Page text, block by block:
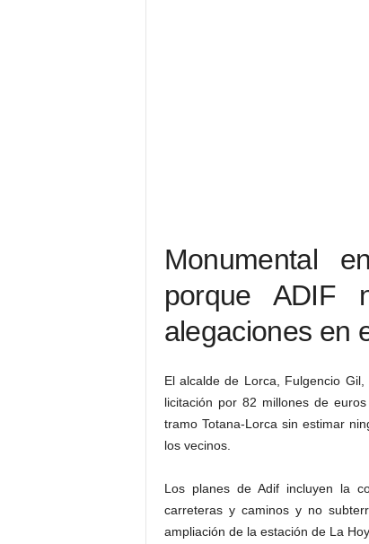
Monumental
porque ADIF
alegaciones en
El alcalde de Lorca, Fulgencio
licitación por 82 millones de
tramo Totana-Lorca sin estimar
los vecinos.
Los planes de Adif incluyen la
carreteras y caminos y no
ampliación de la estación de La